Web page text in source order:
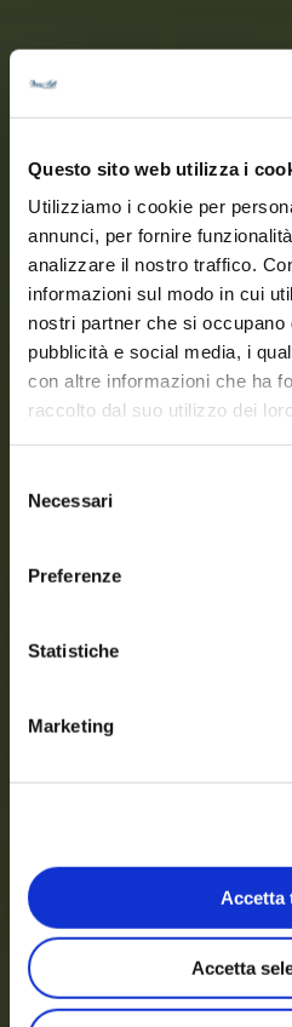
Questo sito web utilizza i
Utilizziamo i cookie per
annunci, per fornire
analizzare il nostro traffico.
informazioni sul modo in cui
nostri partner che si occupano
pubblicità e social media, i
con altre informazioni che ha
raccolto dal suo utilizzo dei
delNecessari
Preferenze
Statistiche
Marketing
Accetta
Accetta
Leader
nella
SUGHI